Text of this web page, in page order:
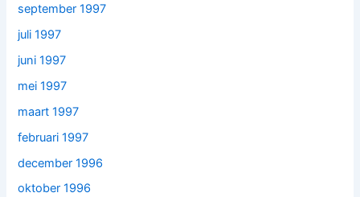
september 1997
juli 1997
juni 1997
mei 1997
maart 1997
februari 1997
december 1996
oktober 1996